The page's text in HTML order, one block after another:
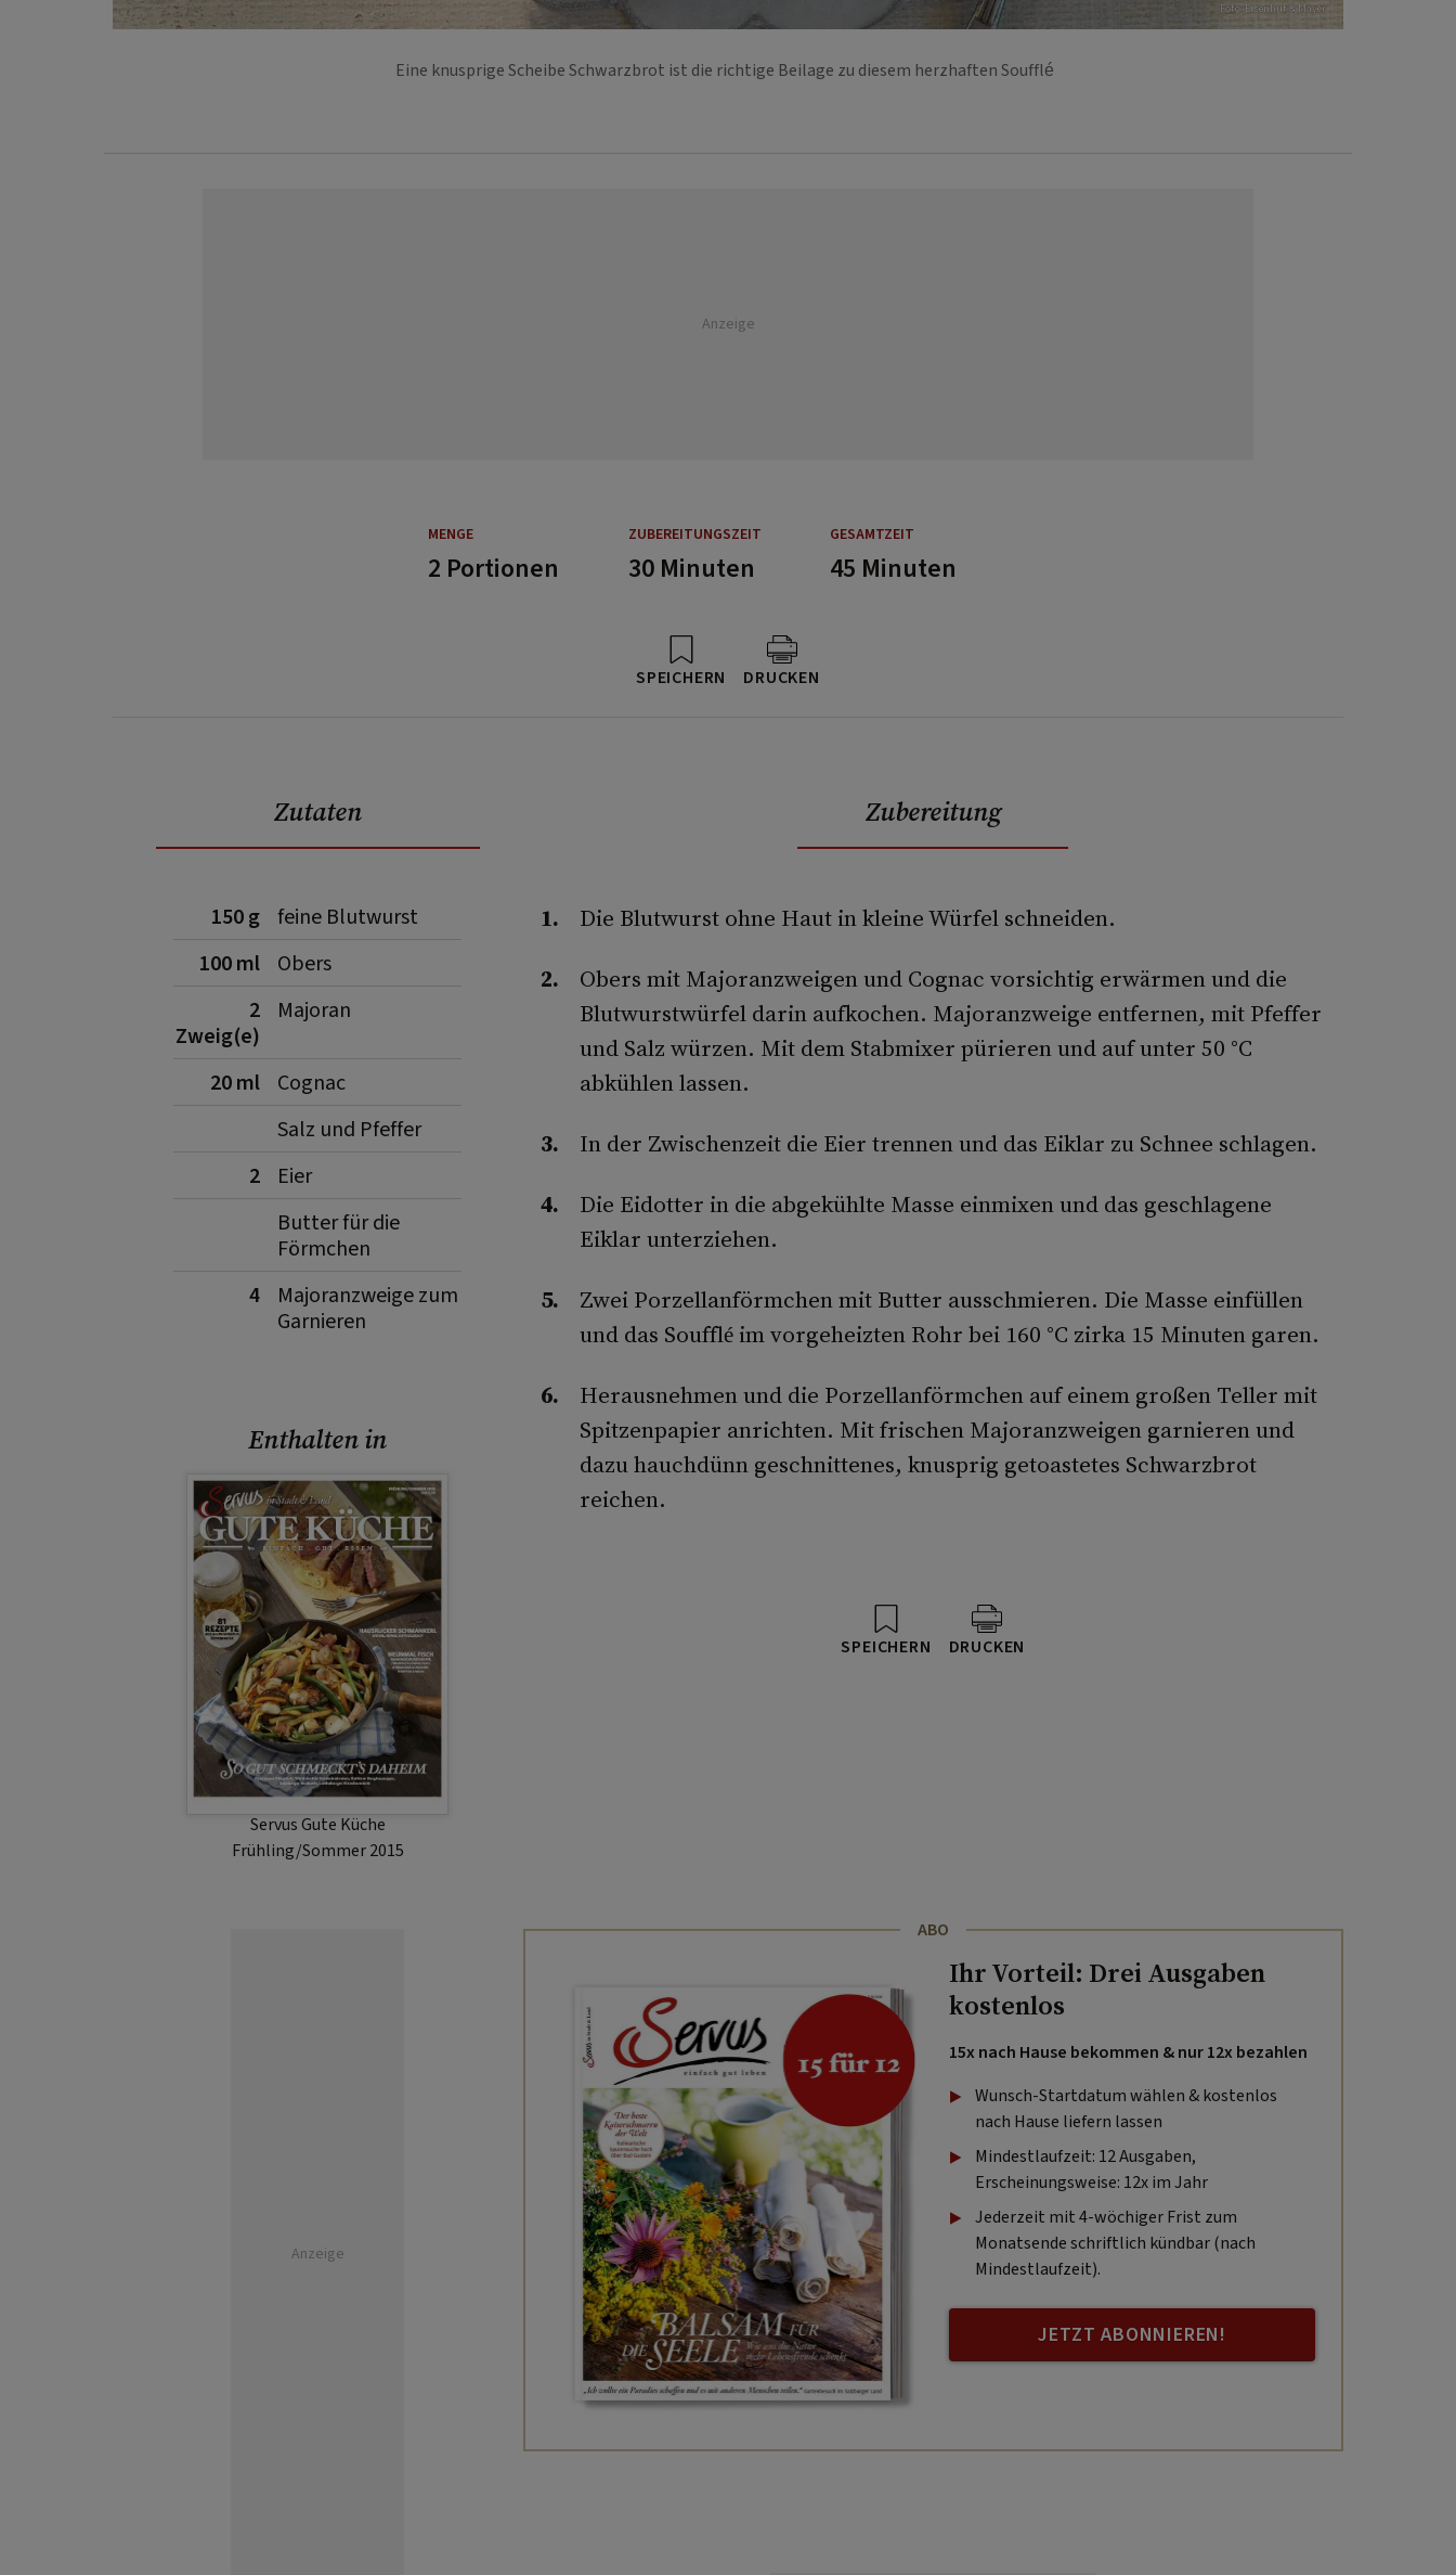
Foto: Eisenhut & Mayer
Eine knusprige Scheibe Schwarzbrot ist die richtige Beilage zu diesem herzhaften Soufflé
Anzeige
MENGE ZUBEREITUNGSZEIT GESAMTZEIT
2 Portionen 30 Minuten 45 Minuten
SPEICHERN DRUCKEN
Zutaten
150 g feine Blutwurst
100 ml
Obers
2
Zweig(e)
Majoran
20 ml
Cognac
Salz und Pfeffer
2
Eier
Butter für die
Förmchen
4
Majoranzweige zum
Garnieren
Enthalten in
Servus Gute Küche
Frühling/Sommer 2015
Anzeige
Zubereitung
Die Blutwurst ohne Haut in kleine Würfel schneiden.
Obers mit Majoranzweigen und Cognac vorsichtig erwärmen und die
Blutwurstwürfel darin aufkochen. Majoranzweige entfernen, mit Pfeffer
und Salz würzen. Mit dem Stabmixer pürieren und auf unter 50 °C
abkühlen lassen.
In der Zwischenzeit die Eier trennen und das Eiklar zu Schnee schlagen.
Die Eidotter in die abgekühlte Masse einmixen und das geschlagene
Eiklar unterziehen.
Zwei Porzellanförmchen mit Butter ausschmieren. Die Masse einfüllen
und das Soufflé im vorgeheizten Rohr bei 160 °C zirka 15 Minuten garen.
Herausnehmen und die Porzellanförmchen auf einem großen Teller mit
Spitzenpapier anrichten. Mit frischen Majoranzweigen garnieren und
dazu hauchdünn geschnittenes, knusprig getoastetes Schwarzbrot
reichen.
SPEICHERN DRUCKEN
ABO
Ihr Vorteil: Drei Ausgaben
kostenlos
15x nach Hause bekommen & nur 12x bezahlen
Wunsch-Startdatum wählen & kostenlos
nach Hause liefern lassen
Mindestlaufzeit: 12 Ausgaben,
Erscheinungsweise: 12x im Jahr
Jederzeit mit 4-wöchiger Frist zum
Monatsende schriftlich kündbar (nach
Mindestlaufzeit).
JETZT ABONNIEREN!